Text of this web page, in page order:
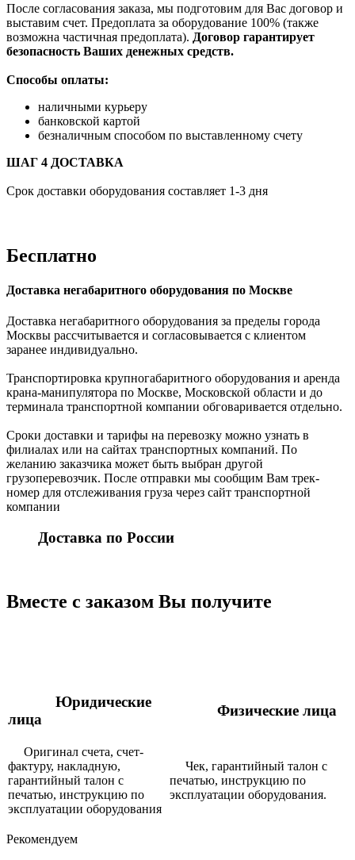
После согласования заказа, мы подготовим для Вас договор и
выставим счет. Предоплата за оборудование 100% (также
возможна частичная предоплата). Договор гарантирует
безопасность Ваших денежных средств.
Способы оплаты:
наличными курьеру
банковской картой
безналичным способом по выставленному счету
ШАГ 4 ДОСТАВКА
Срок доставки оборудования составляет 1-3 дня
Бесплатно
Доставка негабаритного оборудования по Москве
Доставка негабаритного оборудования за пределы города
Москвы рассчитывается и согласовывается с клиентом
заранее индивидуально.
Транспортировка крупногабаритного оборудования и аренда
крана-манипулятора по Москве, Московской области и до
терминала транспортной компании обговаривается отдельно.
Сроки доставки и тарифы на перевозку можно узнать в
филиалах или на сайтах транспортных компаний. По
желанию заказчика может быть выбран другой
грузоперевозчик. После отправки мы сообщим Вам трек-
номер для отслеживания груза через сайт транспортной
компании
Доставка по России
Вместе с заказом Вы получите
Юридические
лица
Физические лица
Оригинал счета, счет-
фактуру, накладную,
гарантийный талон с
печатью, инструкцию по
эксплуатации оборудования
Чек, гарантийный талон с
печатью, инструкцию по
эксплуатации оборудования.
Рекомендуем